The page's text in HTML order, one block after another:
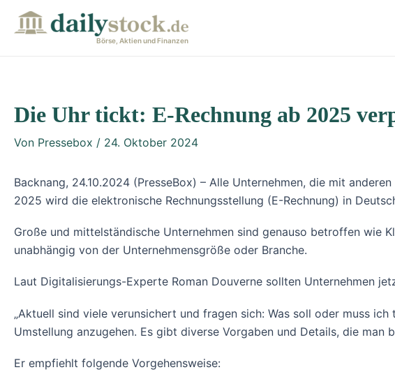
Inhalt
Börse, Aktien und Finanzen
Die Uhr tickt: E-Rechnung ab 2025
Von Pressebox / 24. Oktober 2024
Backnang, 24.10.2024 (PresseBox) – Alle Unternehmen, die mit
2025 wird die elektronische Rechnungsstellung (E-Rechnung) in
Große und mittelständische Unternehmen sind genauso betroffen wie
unabhängig von der Unternehmensgröße oder Branche.
Laut Digitalisierungs-Experte Roman Douverne sollten Unternehmen
„Aktuell sind viele verunsichert und fragen sich: Was soll oder muss
Umstellung anzugehen. Es gibt diverse Vorgaben und Details, die man
Er empfiehlt folgende Vorgehensweise:
navigation